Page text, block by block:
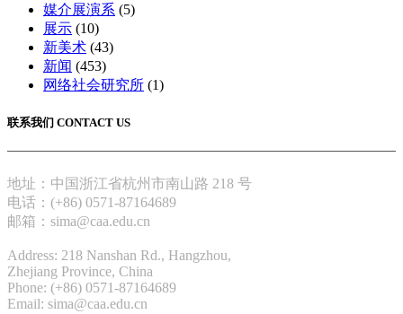
媒介展演系 (5)
展示 (10)
新美术 (43)
新闻 (453)
网络社会研究所 (1)
联系我们 CONTACT US
地址：中国浙江省杭州市南山路 218 号
电话：(+86) 0571-87164689
邮箱：sima@caa.edu.cn
Address: 218 Nanshan Rd., Hangzhou,
Zhejiang Province, China
Phone: (+86) 0571-87164689
Email: sima@caa.edu.cn